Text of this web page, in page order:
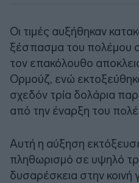
Oι τιμές αυξήθηκαν
ξέσπασμα του πολέμου
τον επακόλουθο
Ορμούζ, ενώ
σχεδόν τρία δολάρια
από την έναρξη του
Αυτή η αύξηση
πληθωρισμό σε υψηλό
δυσαρέσκεια στην